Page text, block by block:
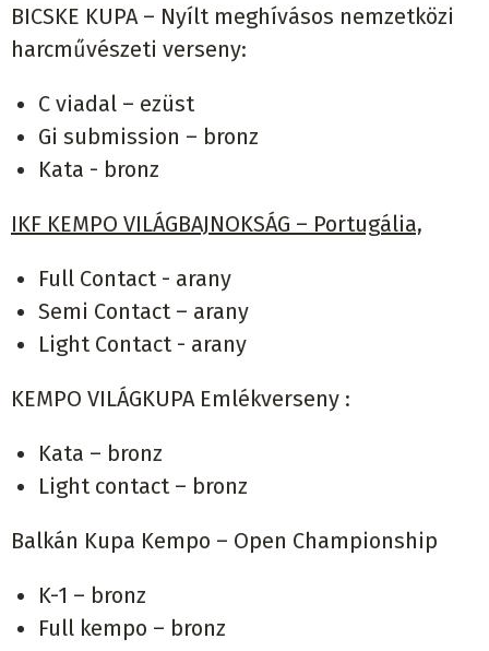
BICSKE KUPA – Nyílt meghívásos nemzetközi
harcművészeti verseny:
C viadal – ezüst
Gi submission – bronz
Kata - bronz
IKF KEMPO VILÁGBAJNOKSÁG – Portugália,
Full Contact - arany
Semi Contact – arany
Light Contact - arany
KEMPO VILÁGKUPA Emlékverseny :
Kata – bronz
Light contact – bronz
Balkán Kupa Kempo – Open Championship
K-1 – bronz
Full kempo – bronz